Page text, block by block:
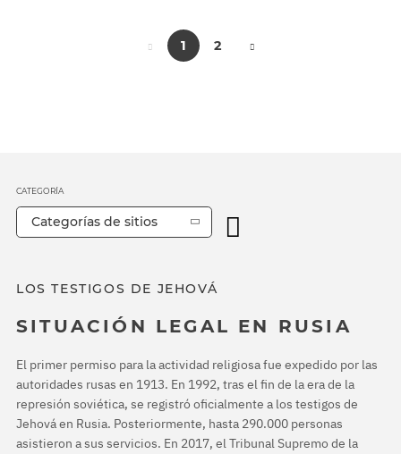
1 2
LOS TESTIGOS DE JEHOVÁ
SITUACIÓN LEGAL EN RUSIA
El primer permiso para la actividad religiosa fue expedido por las
autoridades rusas en 1913. En 1992, tras el fin de la era de la
represión soviética, se registró oficialmente a los testigos de
Jehová en Rusia. Posteriormente, hasta 290.000 personas
asistieron a sus servicios. En 2017, el Tribunal Supremo de la
CATEGORÍA
Categorías de sitios